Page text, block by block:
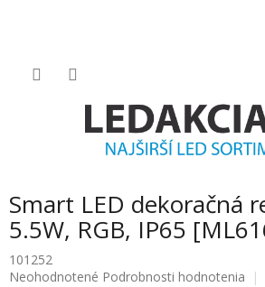
Smart LED dekoračná
5.5W, RGB, IP65
101252
Priemerné
Neohodnotené Podrobnosti hodnotenia